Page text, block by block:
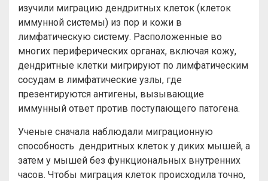
изучили миграцию дендритных клеток (клеток
иммунной системы) из пор и кожи в
лимфатическую систему. Расположенные во
многих периферических органах, включая кожу,
дендритные клетки мигрируют по лимфатическим
сосудам в лимфатические узлы, где
презентируются антигены, вызывающие
иммунный ответ против поступающего патогена.
Ученые сначала наблюдали миграционную
способность дендритных клеток у диких мышей, а
затем у мышей без функциональных внутренних
часов. Чтобы миграция клеток происходила точно,